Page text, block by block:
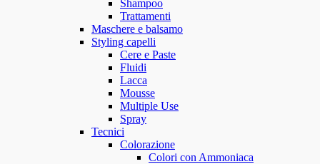
Shampoo
Trattamenti
Maschere e balsamo
Styling capelli
Cere e Paste
Fluidi
Lacca
Mousse
Multiple Use
Spray
Tecnici
Colorazione
Colori con Ammoniaca